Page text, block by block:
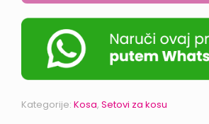
Kategorije: Kosa, Setovi za kosu